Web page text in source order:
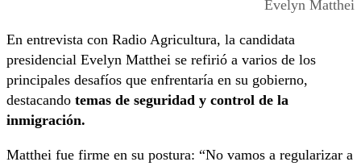
Evelyn Matthei
En entrevista con Radio Agricultura, la candidata
presidencial Evelyn Matthei se refirió a varios de los
principales desafíos que enfrentaría en su gobierno,
destacando temas de seguridad y control de la
inmigración.
Matthei fue firme en su postura: “No vamos a regularizar a